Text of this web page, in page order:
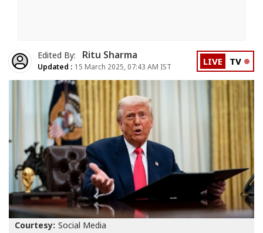
Edited By: Ritu Sharma
Updated : 15 March 2025, 07:43 AM IST LIVE TV
Courtesy: Social Media